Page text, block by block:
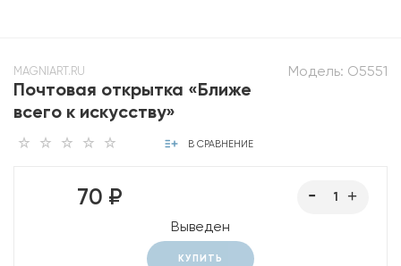
Модель: О5551
MAGNIART.RU
Почтовая открытка «Ближе
всего к искусству»
В СРАВНЕНИЕ
70 ₽
Выведен
КУПИТЬ